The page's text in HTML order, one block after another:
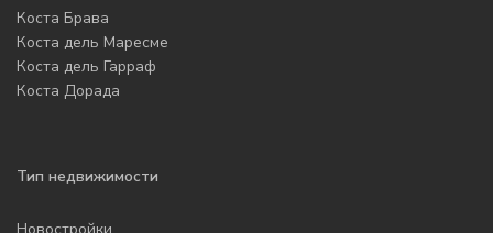
Коста Брава
Коста дель Маресме
Коста дель Гарраф
Коста Дорада
Тип недвижимости